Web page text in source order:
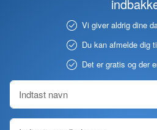
Vi giver aldrig dine
Du kan afmelde dig
Det er gratis og der